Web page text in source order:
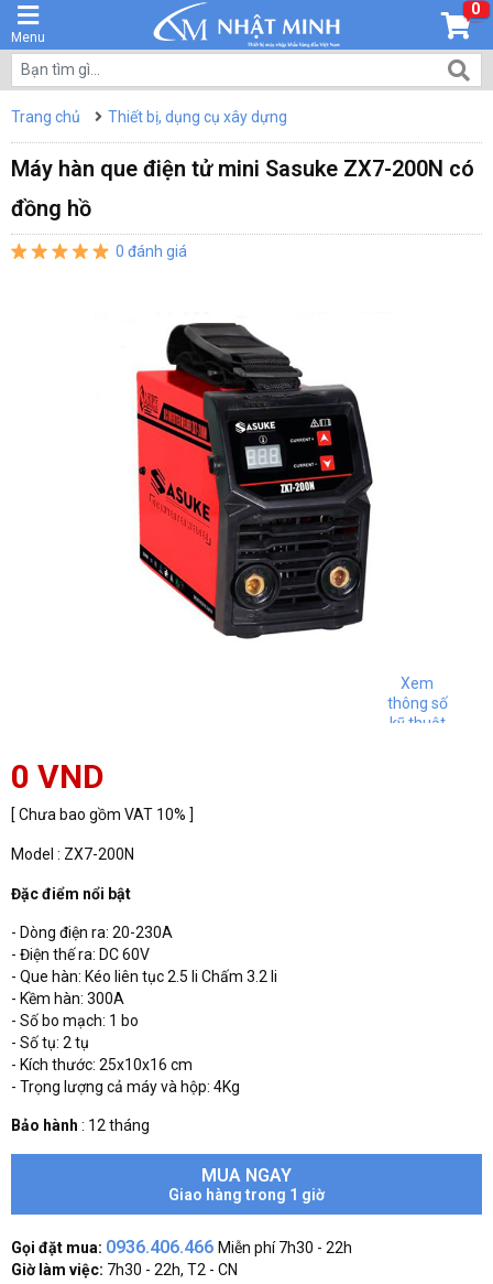
Menu
0
Trang chủ Thiết bị, dụng cụ xây dựng
Máy hàn que điện tử mini Sasuke ZX7-200N có
đồng hồ
0 đánh giá
Xem
thông số
kỹ thuật
0 VND
[ Chưa bao gồm VAT 10% ]
Model : ZX7-200N
Đặc điểm nổi bật
- Dòng điện ra: 20-230A
- Điện thế ra: DC 60V
- Que hàn: Kéo liên tục 2.5 li Chấm 3.2 li
- Kềm hàn: 300A
- Số bo mạch: 1 bo
- Số tụ: 2 tụ
- Kích thước: 25x10x16 cm
- Trọng lượng cả máy và hộp: 4Kg
Bảo hành : 12 tháng
MUA NGAY
Giao hàng trong 1 giờ
Gọi đặt mua: 0936.406.466 Miễn phí 7h30 - 22h
Giờ làm việc: 7h30 - 22h, T2 - CN